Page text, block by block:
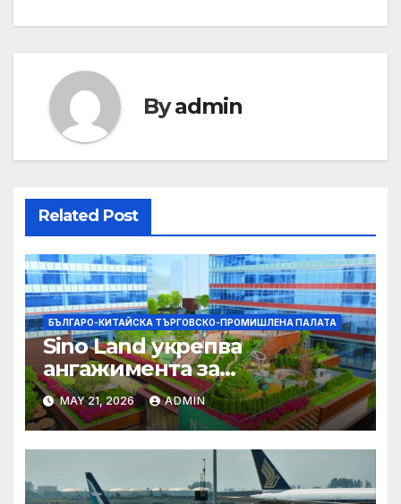
Byadmin
Related Post
БЪЛГАРО-КИТАЙСКА ТЪРГОВСКО-ПРОМИШЛЕНА ПАЛАТА
Sino Land укрепва
ангажимента за
устойчивост с глобално
признание
MAY 21, 2026 ADMIN